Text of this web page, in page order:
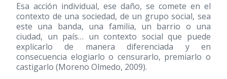
Esa acción individual, ese daño, se comete en el
contexto de una sociedad, de un grupo social, sea
este una banda, una familia, un barrio o una
ciudad, un país… un contexto social que puede
explicarlo de manera diferenciada y en
consecuencia elogiarlo o censurarlo, premiarlo o
castigarlo (Moreno Olmedo, 2009).